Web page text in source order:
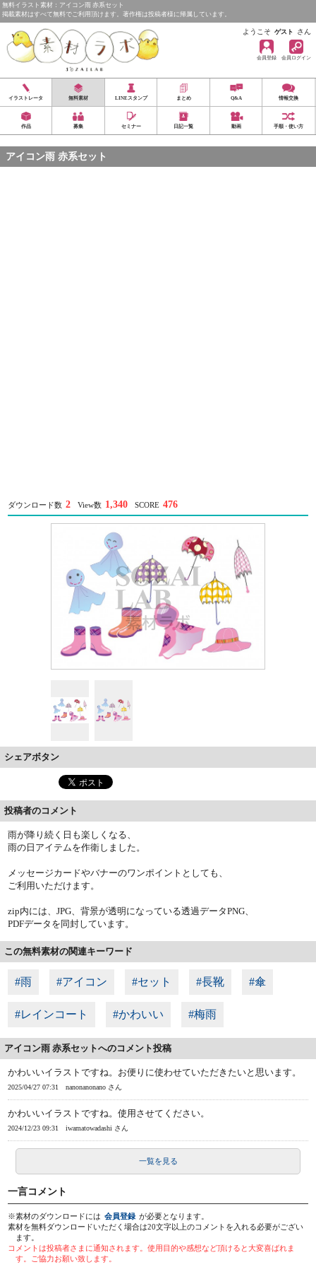
無料イラスト素材：アイコン雨 赤系セット
掲載素材はすべて無料でご利用頂けます。著作権は投稿者様に帰属しています。
ようこそ ゲスト さん
会員登録 会員ログイン
イラストレータ 無料素材 LINEスタンプ まとめ Q&A 情報交換
作品 募集 セミナー 日記一覧 動画 手順・使い方
アイコン雨 赤系セット
ダウンロード数 2 View数 1,340 SCORE 476
シェアボタン
投稿者のコメント
雨が降り続く日も楽しくなる、
雨の日アイテムを作衛しました。
メッセージカードやバナーのワンポイントとしても、
ご利用いただけます。
zip内には、JPG、背景が透明になっている透過データPNG、
PDFデータを同封しています。
この無料素材の関連キーワード
#雨 #アイコン #セット #長靴 #傘
#レインコート #かわいい #梅雨
アイコン雨 赤系セットへのコメント投稿
かわいいイラストですね。お便りに使わせていただきたいと思います。
2025/04/27 07:31 nanonanonano さん
かわいいイラストですね。使用させてください。
2024/12/23 09:31 iwamatowadashi さん
一覧を見る
一言コメント
※素材のダウンロードには 会員登録 が必要となります。
素材を無料ダウンロードいただく場合は20文字以上のコメントを入れる必要がござい
ます。
コメントは投稿者さまに通知されます。使用目的や感想など頂けると大変喜ばれま
す。ご協力お願い致します。